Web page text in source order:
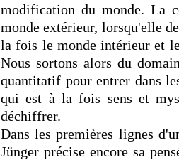
modification du monde. La
monde extérieur, lorsqu'elle
la fois le monde intérieur et
Nous sortons alors du
quantitatif pour entrer dans
qui est à la fois sens et
déchiffrer.
Dans les premières lignes
Jünger précise encore sa